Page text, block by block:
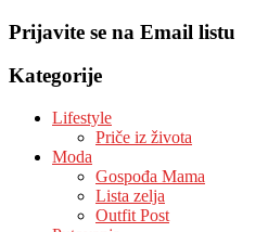
Prijavite se na Email listu
Kategorije
Lifestyle
Priče iz života
Moda
Gospođa Mama
Lista zelja
Outfit Post